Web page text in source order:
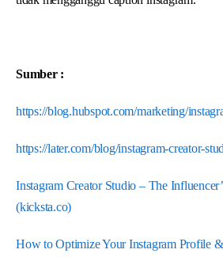
Sumber :
https://blog.hubspot.com/marketing/
https://later.com/blog/instagram-creator-
Instagram Creator Studio – The
(kicksta.co)
How to Optimize Your Instagram Profile